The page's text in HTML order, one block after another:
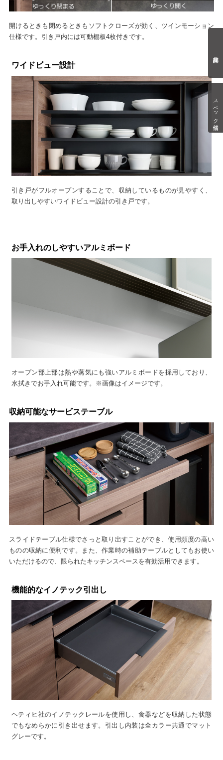
スペック情報
開けるときも閉めるときもソフトクローズが効く、ツインモーション
仕様です。引き戸内には可動棚板4枚付きです。
ワイドビュー設計
引き戸がフルオープンすることで、収納しているものが見やすく、
取り出しやすいワイドビュー設計の引き戸です。
お手入れのしやすいアルミボード
オープン部上部は熱や蒸気にも強いアルミボードを採用しており、
水拭きでお手入れ可能です。※画像はイメージです。
収納可能なサービステーブル
スライドテーブル仕様でさっと取り出すことができ、使用頻度の高い
ものの収納に便利です。また、作業時の補助テーブルとしてもお使い
いただけるので、限られたキッチンスペースを有効活用できます。
機能的なイノテック引出し
ヘティヒ社のイノテックレールを使用し、食器などを収納した状態
でもなめらかに引き出せます。引出し内装は全カラー共通でマット
グレーです。